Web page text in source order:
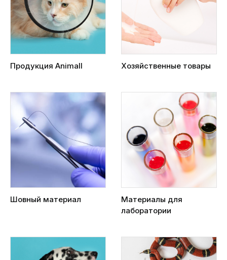
Продукция Animall Хозяйственные товары
Шовный материал
Материалы для
лаборатории